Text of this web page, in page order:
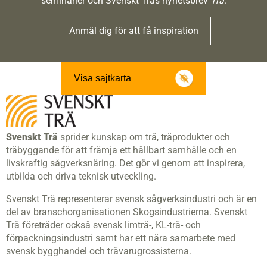
Anmäl dig för att få inspiration
Visa sajtkarta
Svenskt Trä sprider kunskap om trä, träprodukter och
träbyggande för att främja ett hållbart samhälle och en
livskraftig sågverksnäring. Det gör vi genom att inspirera,
utbilda och driva teknisk utveckling.
Svenskt Trä representerar svensk sågverksindustri och är en
del av branschorganisationen Skogsindustrierna. Svenskt
Trä företräder också svensk limträ-, KL-trä- och
förpackningsindustri samt har ett nära samarbete med
svensk bygghandel och trävarugrossisterna.